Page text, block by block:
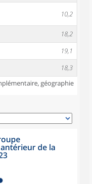
10,2
18,2
19,1
18,3
géographie
de la